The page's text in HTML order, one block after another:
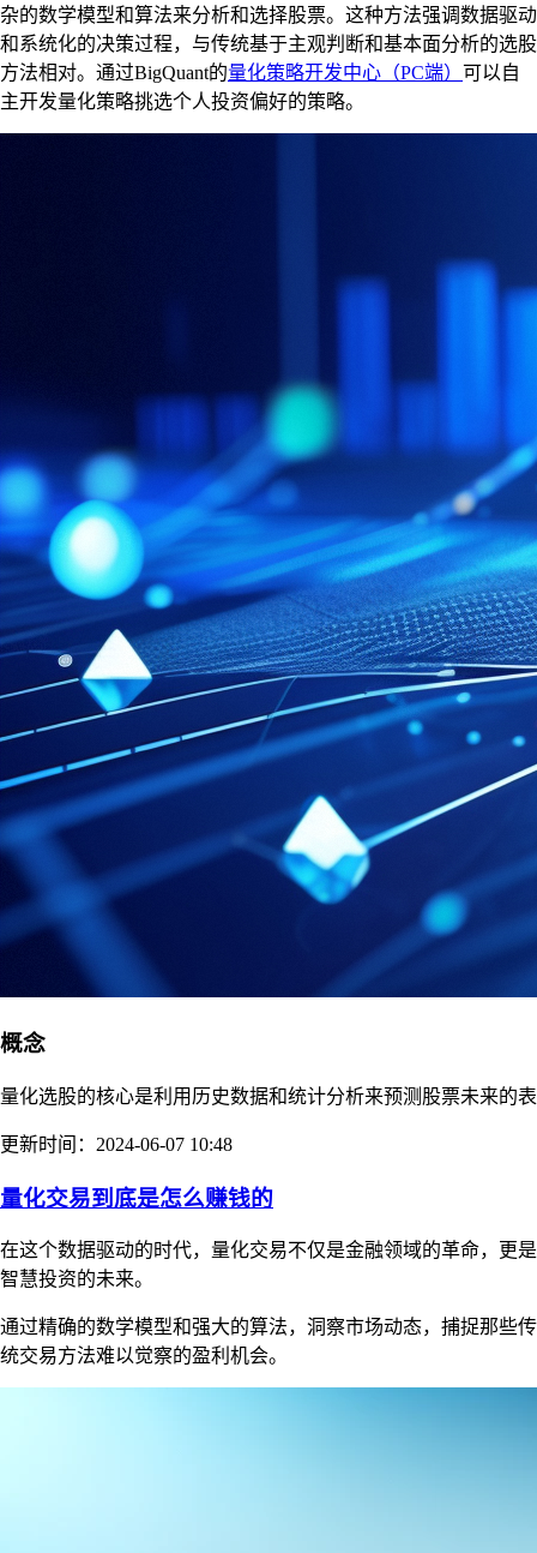
杂的数学模型和算法来分析和选择股票。这种方法强调数据驱动
和系统化的决策过程，与传统基于主观判断和基本面分析的选股
方法相对。通过BigQuant的量化策略开发中心（PC端） 可以自
主开发量化策略挑选个人投资偏好的策略。
概念
量化选股的核心是利用历史数据和统计分析来预测股票未来的表
更新时间：2024-06-07 10:48
量化交易到底是怎么赚钱的
在这个数据驱动的时代，量化交易不仅是金融领域的革命，更是
智慧投资的未来。
通过精确的数学模型和强大的算法，洞察市场动态，捕捉那些传
统交易方法难以觉察的盈利机会。